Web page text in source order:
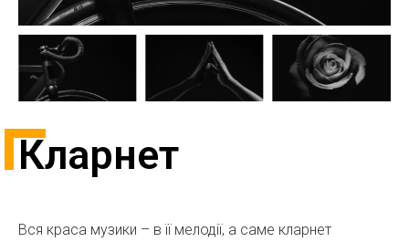
Кларнет
Вся краса музики – в її мелодії, а саме кларнет